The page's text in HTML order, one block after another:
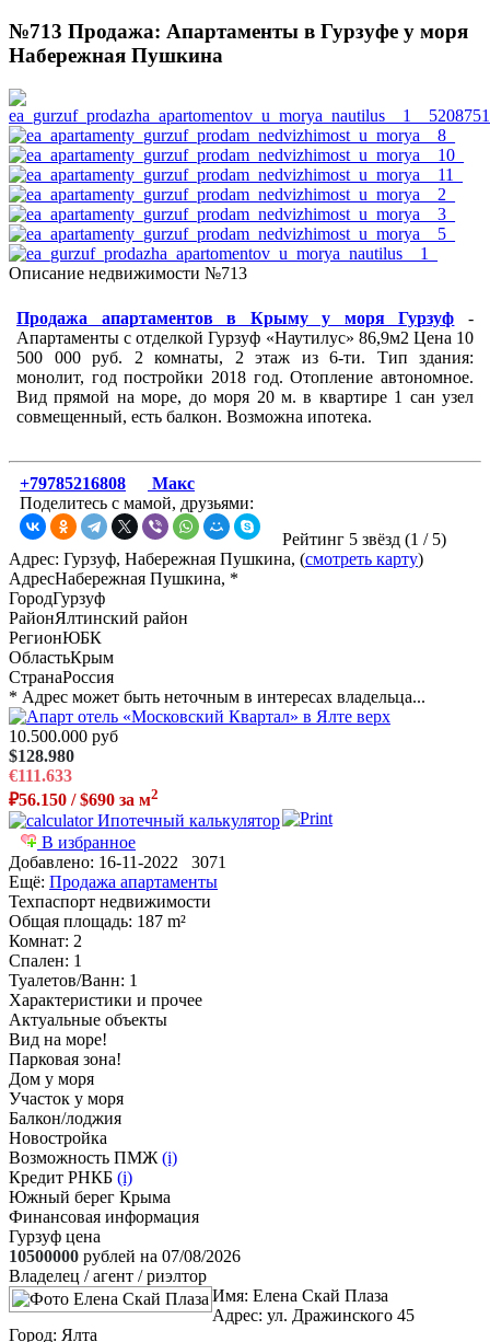
№713 Продажа: Апартаменты в Гурзуфе у моря
Набережная Пушкина
Описание недвижимости №713
Продажа апартаментов в Крыму у моря Гурзуф -
Апартаменты с отделкой Гурзуф «Наутилус» 86,9м2 Цена 10
500 000 руб. 2 комнаты, 2 этаж из 6-ти. Тип здания:
монолит, год постройки 2018 год. Отопление автономное.
Вид прямой на море, до моря 20 м. в квартире 1 сан узел
совмещенный, есть балкон. Возможна ипотека.
+79785216808
Макс
Поделитесь с мамой, друзьями:
Рейтинг 5 звёзд (1 / 5)
Адрес: Гурзуф, Набережная Пушкина, (смотреть карту)
АдресНабережная Пушкина, *
ГородГурзуф
РайонЯлтинский район
РегионЮБК
ОбластьКрым
СтранаРоссия
* Адрес может быть неточным в интересах владельца...
10.500.000 руб
$128.980
€111.633
₽56.150 / $690 за м2
Ипотечный калькулятор
В избранное
Добавлено: 16-11-2022 3071
Ещё: Продажа апартаменты
Техпаспорт недвижимости
Общая площадь: 187 m²
Комнат: 2
Спален: 1
Туалетов/Ванн: 1
Характеристики и прочее
Актуальные объекты
Вид на море!
Парковая зона!
Дом у моря
Участок у моря
Балкон/лоджия
Новостройка
Возможность ПМЖ (i)
Кредит РНКБ (i)
Южный берег Крыма
Финансовая информация
Гурзуф цена
10500000 рублей на 07/08/2026
Владелец / агент / риэлтор
Имя: Елена Скай Плаза
Адрес: ул. Дражинского 45
Город: Ялта